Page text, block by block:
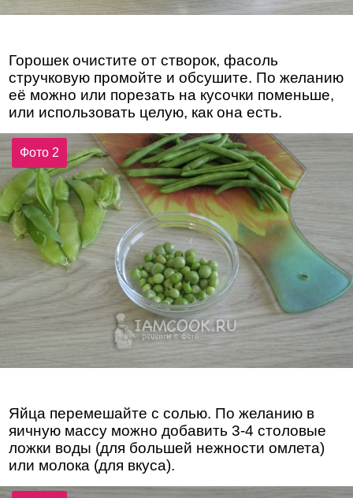
Горошек очистите от створок, фасоль
стручковую промойте и обсушите. По желанию
её можно или порезать на кусочки поменьше,
или использовать целую, как она есть.
Фото 2
Яйца перемешайте с солью. По желанию в
яичную массу можно добавить 3-4 столовые
ложки воды (для большей нежности омлета)
или молока (для вкуса).